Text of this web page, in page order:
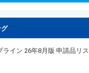
ライン 26年8月版 申請品リス